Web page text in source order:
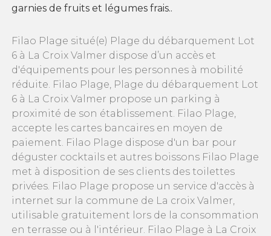
garnies de fruits et légumes frais..
Filao Plage situé(e) Plage du débarquement Lot
6 à La Croix Valmer dispose d’un accès et
d'équipements pour les personnes à mobilité
réduite. Filao Plage, Plage du débarquement Lot
6 à La Croix Valmer propose un parking à
proximité de son établissement. Filao Plage,
accepte les cartes bancaires en moyen de
paiement. Filao Plage dispose d'un bar pour
déguster cocktails et autres boissons Filao Plage
met à disposition de ses clients des toilettes
privées. Filao Plage propose un service d'accès à
internet sur la commune de La croix Valmer,
utilisable gratuitement lors de la consommation
en terrasse ou à l'intérieur. Filao Plage à La Croix